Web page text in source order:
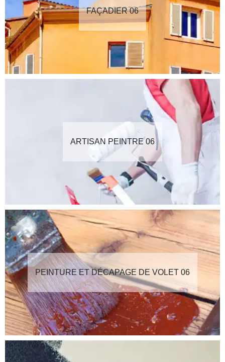
FAÇADIER 06
ARTISAN PEINTRE 06
PEINTURE ET DÉCAPAGE DE VOLET 06